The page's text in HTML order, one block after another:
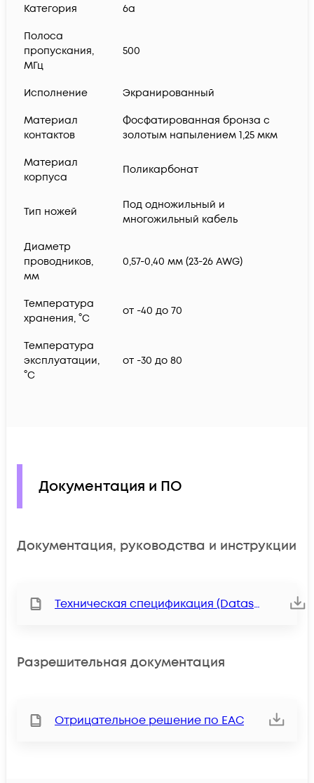
Категория 6a
Полоса
пропускания,
МГц
500
Исполнение Экранированный
Материал
контактов
Фосфатированная бронза с
золотым напылением 1,25 мкм
Материал
корпуса
Поликарбонат
Тип ножей
Под одножильный и
многожильный кабель
Диаметр
проводников,
мм
0,57-0,40 мм (23-26 AWG)
Температура
хранения, °C
от -40 до 70
Температура
эксплуатации,
°C
от -30 до 80
Документация и ПО
Документация, руководства и инструкции
Техническая спецификация (Datasheet)
Разрешительная документация
Отрицательное решение по ЕАС